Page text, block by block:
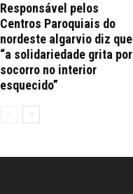
Responsável pelos
Centros Paroquiais do
nordeste algarvio diz que
“a solidariedade grita por
socorro no interior
esquecido”